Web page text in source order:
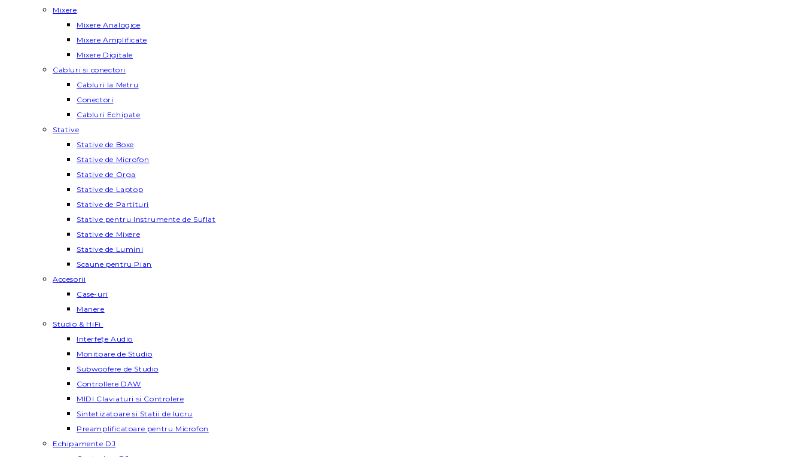
Mixere
Mixere Analogice
Mixere Amplificate
Mixere Digitale
Cabluri si conectori
Cabluri la Metru
Conectori
Cabluri Echipate
Stative
Stative de Boxe
Stative de Microfon
Stative de Orga
Stative de Laptop
Stative de Partituri
Stative pentru Instrumente de Suflat
Stative de Mixere
Stative de Lumini
Scaune pentru Pian
Accesorii
Case-uri
Manere
Studio & HiFi
Interfețe Audio
Monitoare de Studio
Subwoofere de Studio
Controllere DAW
MIDI Claviaturi si Controlere
Sintetizatoare si Statii de lucru
Preamplificatoare pentru Microfon
Echipamente DJ